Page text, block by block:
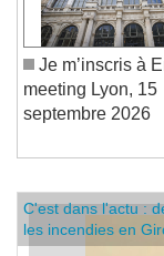
Je m’inscris à
meeting Lyon, 15
C'est dans l'actu :
les incendies en